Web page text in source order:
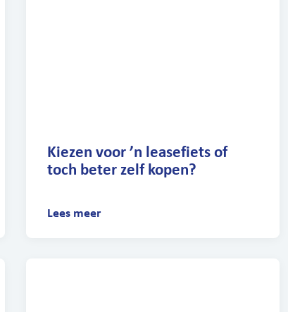
Kiezen voor ’n leasefiets of
toch beter zelf kopen?
Lees meer